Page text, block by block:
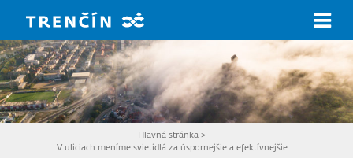
Hlavná stránka >
V uliciach meníme svietidlá za úspornejšie a efektívnejšie